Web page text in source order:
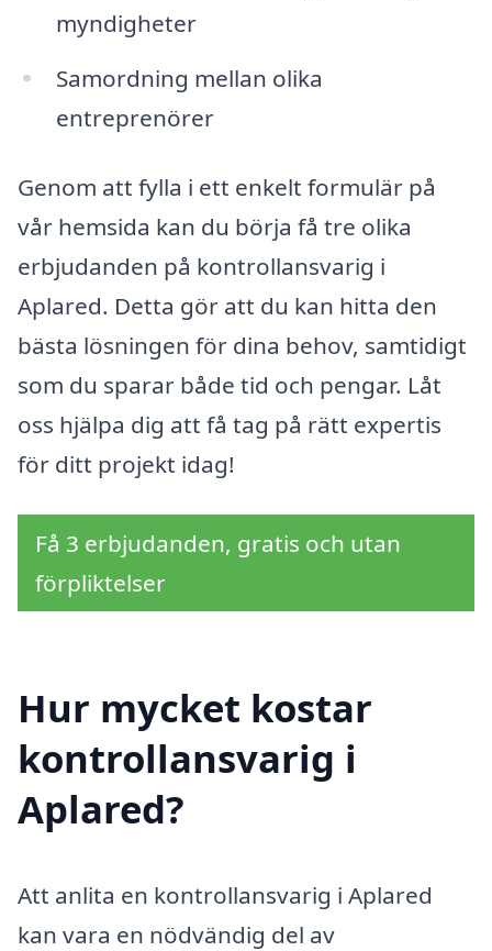
myndigheter
Samordning mellan olika
entreprenörer
Genom att fylla i ett enkelt formulär på
vår hemsida kan du börja få tre olika
erbjudanden på kontrollansvarig i
Aplared. Detta gör att du kan hitta den
bästa lösningen för dina behov, samtidigt
som du sparar både tid och pengar. Låt
oss hjälpa dig att få tag på rätt expertis
för ditt projekt idag!
Få 3 erbjudanden, gratis och utan
förpliktelser
Hur mycket kostar
kontrollansvarig i
Aplared?
Att anlita en kontrollansvarig i Aplared
kan vara en nödvändig del av